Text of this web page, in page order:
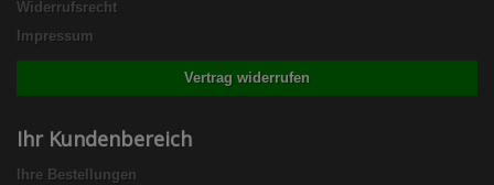
Widerrufsrecht
Impressum
Vertrag widerrufen
Ihr Kundenbereich
Ihre Bestellungen